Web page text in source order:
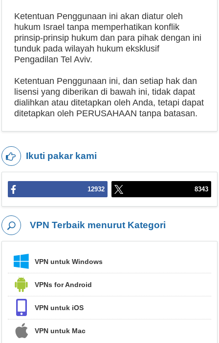
Ketentuan Penggunaan ini akan diatur oleh
hukum Israel tanpa memperhatikan konflik
prinsip-prinsip hukum dan para pihak dengan ini
tunduk pada wilayah hukum eksklusif
Pengadilan Tel Aviv.
Ketentuan Penggunaan ini, dan setiap hak dan
lisensi yang diberikan di bawah ini, tidak dapat
dialihkan atau ditetapkan oleh Anda, tetapi dapat
ditetapkan oleh PERUSAHAAN tanpa batasan.
Ikuti pakar kami
12932 8343
VPN Terbaik menurut Kategori
VPN untuk Windows
VPNs for Android
VPN untuk iOS
VPN untuk Mac